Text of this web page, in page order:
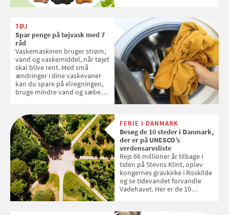
favoritter. Det fejrer Samvirke
med en quiz om alt det danske
frugt, vi elsker. Konkurrencen
slutter fredag d. 18. september
2026
TØJ
Spar penge på tøjvask med 7
råd
Vaskemaskinen bruger strøm,
vand og vaskemiddel, når tøjet
skal blive rent. Med små
ændringer i dine vaskevaner
kan du spare på elregningen,
bruge mindre vand og sæbe
enkle råd til at spare penge på
tøjvasken
FERIE I DANMARK
Besøg de 10 steder i Danmark,
der er på UNESCO’s
verdensarvsliste
Rejs 66 millioner år tilbage i
tiden på Stevns Klint, oplev
kongernes gravkirke i Roskilde
og se tidevandet forvandle
Vadehavet. Her er de 10